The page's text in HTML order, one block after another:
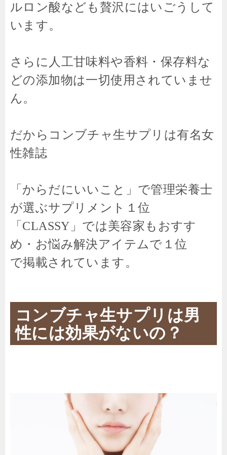
ルロン酸なども贅沢にはいごうして
います。
さらに人工甘味料や香料・保存料な
どの添加物は一切使用されていませ
ん。
だからコンブチャ生サプリは有名女
性雑誌
「からだにいいこと」で管理栄養士
が選ぶサプリメント１位
「CLASSY」では美容家もおすす
め・お悩み解決アイテムで１位
で掲載されています。
コンブチャ生サプリは男
性には効果がないの？